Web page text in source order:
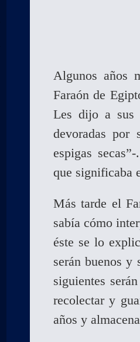
Algunos años
Faraón de
Les dijo a sus
devoradas por
espigas
que significaba
Más tarde el
sabía cómo
éste se lo
serán buenos y
siguientes
recolectar y
años y